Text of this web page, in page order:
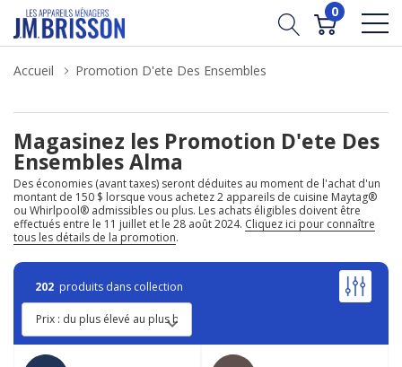
0
Accueil Promotion D'ete Des Ensembles
Magasinez les Promotion D'ete Des
Ensembles Alma
Des économies (avant taxes) seront déduites au moment de l'achat d'un
montant de 150 $ lorsque vous achetez 2 appareils de cuisine Maytag®
ou Whirlpool® admissibles ou plus. Les achats éligibles doivent être
effectués entre le 11 juillet et le 28 août 2024. Cliquez ici pour connaître
tous les détails de la promotion.
202 produits dans collection